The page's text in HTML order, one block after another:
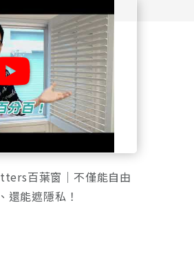
百葉窗｜不僅能自由
還能遮隱私！